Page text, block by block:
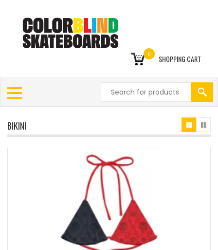
0 SHOPPING CART
BIKINI